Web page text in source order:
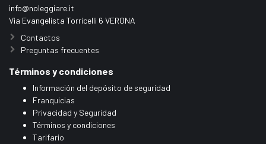
info@noleggiare.it
Via Evangelista Torricelli 6 VERONA
Contactos
Preguntas frecuentes
Términos y condiciones
Información del depósito de seguridad
Franquicias
Privacidad y Seguridad
Términos y condiciones
Tarifario